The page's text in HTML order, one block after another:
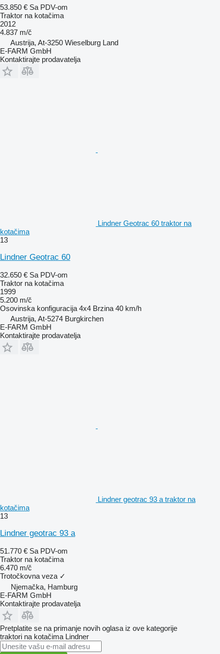
53.850 € Sa PDV-om
Traktor na kotačima
2012
4.837 m/č
Austrija, At-3250 Wieselburg Land
E-FARM GmbH
Kontaktirajte prodavatelja
Lindner Geotrac 60 traktor na
kotačima
13
Lindner Geotrac 60
32.650 € Sa PDV-om
Traktor na kotačima
1999
5.200 m/č
Osovinska konfiguracija 4x4 Brzina 40 km/h
Austrija, At-5274 Burgkirchen
E-FARM GmbH
Kontaktirajte prodavatelja
Lindner geotrac 93 a traktor na
kotačima
13
Lindner geotrac 93 a
51.770 € Sa PDV-om
Traktor na kotačima
6.470 m/č
Trotočkovna veza ✓
Njemačka, Hamburg
E-FARM GmbH
Kontaktirajte prodavatelja
Pretplatite se na primanje novih oglasa iz ove kategorije
traktori na kotačima Lindner